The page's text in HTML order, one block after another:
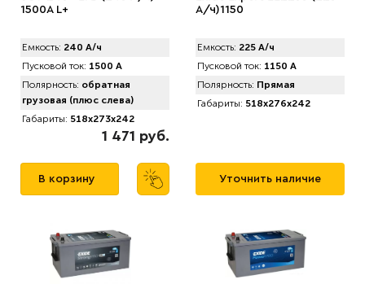
1500A L+
Емкость: 240 А/ч
Пусковой ток: 1500 А
Полярность: обратная
грузовая (плюс слева)
Габариты: 518x273x242
1 471 руб.
В корзину
А/ч)1150
Емкость: 225 А/ч
Пусковой ток: 1150 А
Полярность: Прямая
Габариты: 518x276x242
Уточнить наличие